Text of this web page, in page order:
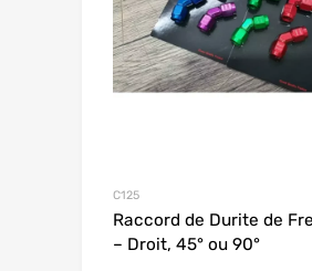
C125
Raccord de Durite de
– Droit, 45° ou 90°